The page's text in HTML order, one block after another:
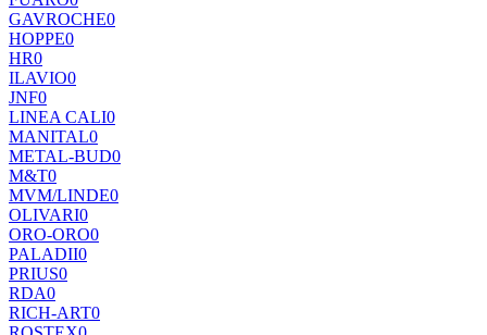
GAVROCHE0
HOPPE0
HR0
ILAVIO0
JNF0
LINEA CALI0
MANITAL0
METAL-BUD0
M&T0
MVM/LINDE0
OLIVARI0
ORO-ORO0
PALADII0
PRIUS0
RDA0
RICH-ART0